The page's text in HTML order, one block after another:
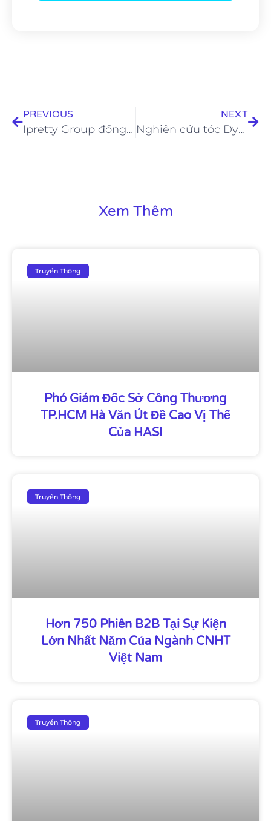
PREVIOUS
Ipretty Group đồng hành cùng hội nghị Da liễu Thẩm mỹ toàn quốc lần 6
NEXT
Nghiên cứu tóc Dyson: Đa số người Việt Nam nghĩ rằng tóc mình bị hư tổn
Xem Thêm
Truyền Thông
Phó Giám Đốc Sở Công Thương
TP.HCM Hà Văn Út Đề Cao Vị Thế
Của HASI
Truyền Thông
Hơn 750 Phiên B2B Tại Sự Kiện
Lớn Nhất Năm Của Ngành CNHT
Việt Nam
Truyền Thông